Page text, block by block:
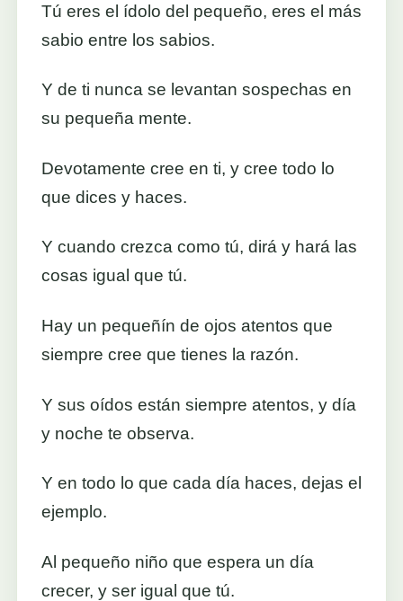
Tú eres el ídolo del pequeño, eres el más
sabio entre los sabios.
Y de ti nunca se levantan sospechas en
su pequeña mente.
Devotamente cree en ti, y cree todo lo
que dices y haces.
Y cuando crezca como tú, dirá y hará las
cosas igual que tú.
Hay un pequeñín de ojos atentos que
siempre cree que tienes la razón.
Y sus oídos están siempre atentos, y día
y noche te observa.
Y en todo lo que cada día haces, dejas el
ejemplo.
Al pequeño niño que espera un día
crecer, y ser igual que tú.